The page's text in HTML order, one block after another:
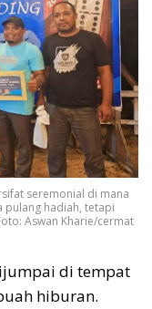
seremonial di mana
pulang hadiah, tetapi
Aswan Kharie/cermat
di tempat
hiburan.